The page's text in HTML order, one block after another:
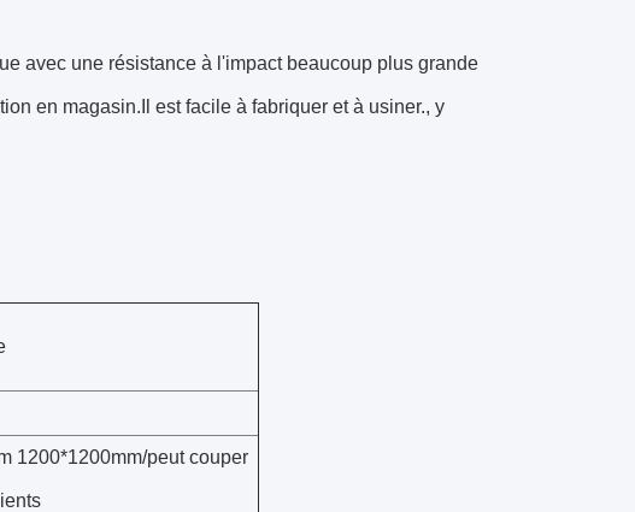
avec une résistance à l'impact beaucoup plus grande
en magasin.Il est facile à fabriquer et à usiner., y
1200*1200mm/peut couper